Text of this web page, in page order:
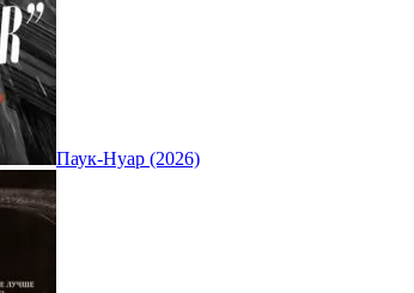
Паук-Нуар (2026)